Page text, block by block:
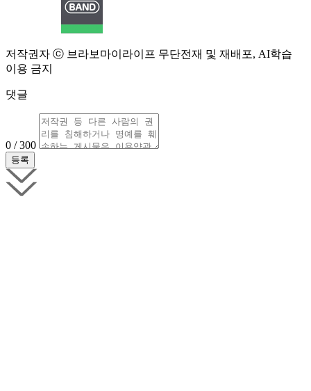
저작권자 ⓒ 브라보마이라이프 무단전재 및 재배포, AI학습
이용 금지
댓글
0 / 300